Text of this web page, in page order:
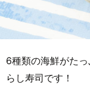
6種類の海鮮がた
らし寿司です！